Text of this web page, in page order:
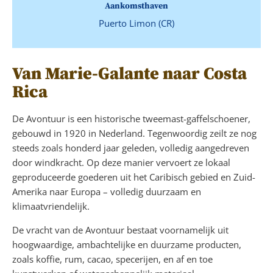
Aankomsthaven
Puerto Limon (CR)
Van Marie-Galante naar Costa
Rica
De Avontuur is een historische tweemast-gaffelschoener,
gebouwd in 1920 in Nederland. Tegenwoordig zeilt ze nog
steeds zoals honderd jaar geleden, volledig aangedreven
door windkracht. Op deze manier vervoert ze lokaal
geproduceerde goederen uit het Caribisch gebied en Zuid-
Amerika naar Europa – volledig duurzaam en
klimaatvriendelijk.
De vracht van de Avontuur bestaat voornamelijk uit
hoogwaardige, ambachtelijke en duurzame producten,
zoals koffie, rum, cacao, specerijen, en af en toe